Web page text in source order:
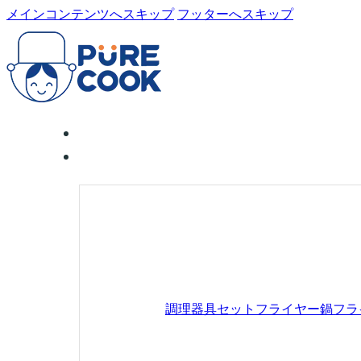
メインコンテンツへスキップ フッターへスキップ
調理器具セット フライヤー鍋フ